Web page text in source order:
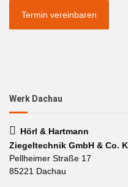
Termin vereinbaren
Werk Dachau
Hörl & Hartmann
Ziegeltechnik GmbH & Co.
Pellheimer Straße 17
85221 Dachau